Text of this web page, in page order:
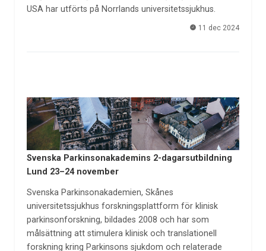
USA har utförts på Norrlands universitetssjukhus.
11 dec 2024
Svenska Parkinsonakademins 2-dagarsutbildning
Lund 23–24 november
Svenska Parkinsonakademien, Skånes
universitetssjukhus forskningsplattform för klinisk
parkinsonforskning, bildades 2008 och har som
målsättning att stimulera klinisk och translationell
forskning kring Parkinsons sjukdom och relaterade